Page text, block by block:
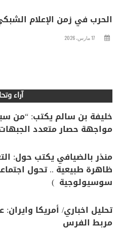
الحرب في زمن الإعلام
17 مارس، 2026
آراء
خليفة بن سالم يكتب: “من
مواجهة حصار متعدد
منذر بالضيافي يكتب حول:
ظاهرة طبيعية .. تحول
سوسيولوجية )
تحليل اخباري/ أمريكا
مربط الفرس